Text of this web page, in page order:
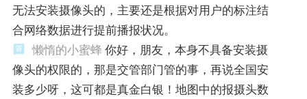
无法安装摄像头的，主要还是根据对用户的标注结
合网络数据进行提前播报状况。
懒惰的小蜜蜂 你好，朋友，本身不具备安装摄
像头的权限的，那是交管部门管的事，再说全国安
装多少呀，这可都是真金白银！地图中的报摄头数